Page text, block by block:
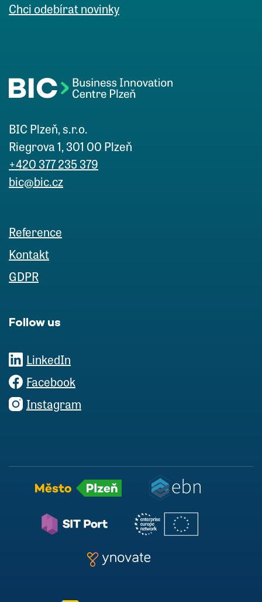
Chci odebírat novinky
BIC Plzeň, s.r.o.
Riegrova 1, 301 00 Plzeň
+420 377 235 379
bic@bic.cz
Reference
Kontakt
GDPR
Follow us
LinkedIn
Facebook
Instagram